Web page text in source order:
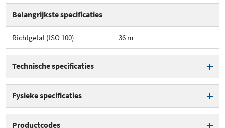
Belangrijkste specificaties
Richtgetal (ISO 100) 36 m
Technische specificaties
Batterijen 2x AA
Fysieke specificaties
Productcodes